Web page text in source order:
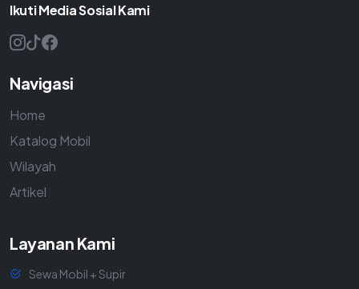
Ikuti Media Sosial Kami
Navigasi
Home
Katalog Mobil
Wilayah
Artikel
Layanan Kami
Sewa Mobil + Supir